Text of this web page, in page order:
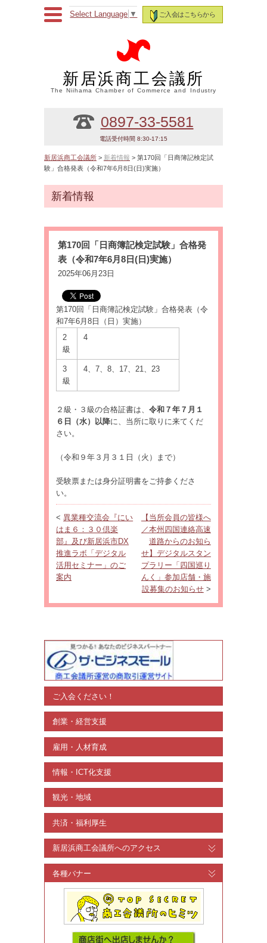
ご入会はこちらから
Select Language ▼
新居浜商工会議所
The Niihama Chamber of Commerce and Industry
0897-33-5581
電話受付時間 8:30-17:15
新居浜商工会議所 > 新着情報 > 第170回「日商簿記検定試
験」合格発表（令和7年6月8日(日)実施）
新着情報
第170回「日商簿記検定試験」合格発
表（令和7年6月8日(日)実施）
2025年06月23日
第170回「日商簿記検定試験」合格発表（令
和7年6月8日（日）実施）
2
級
4
3
級
4、7、8、17、21、23
２級・３級の合格証書は、令和７年７月１
６日（水）以降に、当所に取りに来てくだ
さい。
（令和９年３月３１日（火）まで）
受験票または身分証明書をご持参くださ
い。
<異業種交流会『にい
はま６：３０倶楽
部』及び新居浜市DX
推進ラボ「デジタル
活用セミナー」のご
案内
【当所会員の皆様へ
／本州四国連絡高速
道路からのお知ら
せ】デジタルスタン
プラリー「四国巡り
んく」参加店舗・施
設募集のお知らせ>
ご入会ください！
創業・経営支援
雇用・人材育成
情報・ICT化支援
観光・地域
共済・福利厚生
新居浜商工会議所へのアクセス
各種バナー